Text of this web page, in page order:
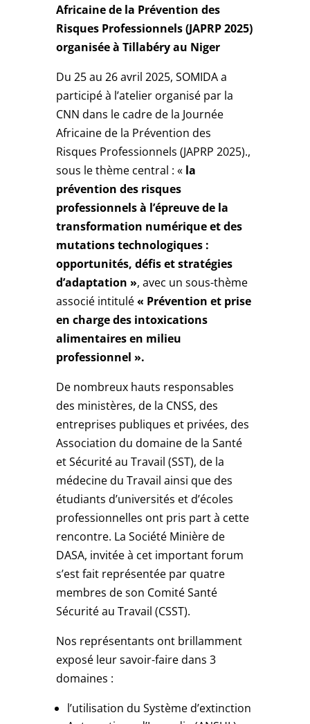
Africaine de la Prévention des
Risques Professionnels (JAPRP 2025)
organisée à Tillabéry au Niger
Du 25 au 26 avril 2025, SOMIDA a
participé à l’atelier organisé par la
CNN dans le cadre de la Journée
Africaine de la Prévention des
Risques Professionnels (JAPRP 2025).,
sous le thème central : « la
prévention des risques
professionnels à l’épreuve de la
transformation numérique et des
mutations technologiques :
opportunités, défis et stratégies
d’adaptation », avec un sous-thème
associé intitulé« Prévention et prise
en charge des intoxications
alimentaires en milieu
professionnel ».
De nombreux hauts responsables
des ministères, de la CNSS, des
entreprises publiques et privées, des
Association du domaine de la Santé
et Sécurité au Travail (SST), de la
médecine du Travail ainsi que des
étudiants d’universités et d’écoles
professionnelles ont pris part à cette
rencontre. La Société Minière de
DASA, invitée à cet important forum
s’est fait représentée par quatre
membres de son Comité Santé
Sécurité au Travail (CSST).
Nos représentants ont brillamment
exposé leur savoir-faire dans 3
domaines :
l’utilisation du Système d’extinction